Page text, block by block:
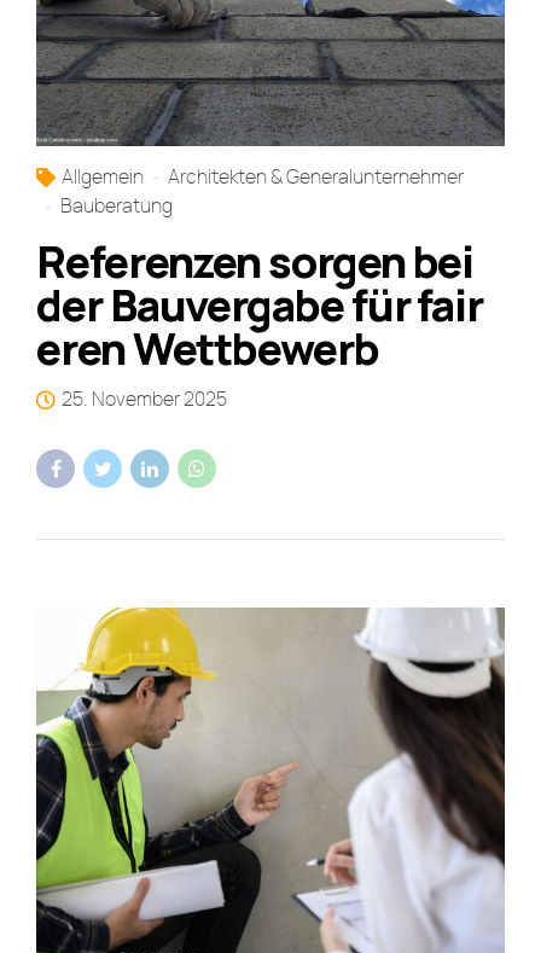
Allgemein
Architekten & Generalunternehmer
Bauberatung
Referenzen sorgen bei
der Bauvergabe für fair
eren Wettbewerb
25. November 2025